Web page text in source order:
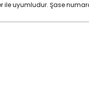
ile uyumludur. Şase